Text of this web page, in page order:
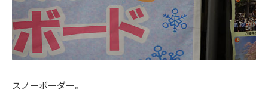
スノーボーダー。